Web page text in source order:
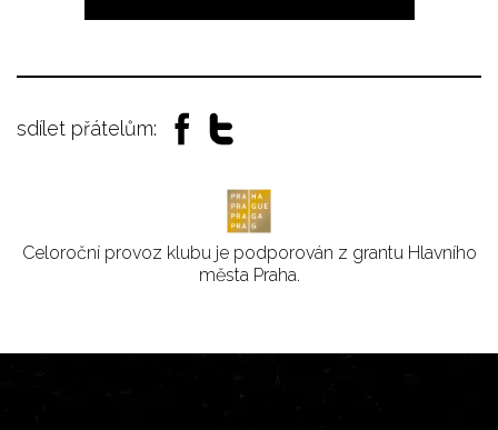
sdílet přátelům:
Celoroční provoz klubu je podporován z grantu Hlavního
města Praha.